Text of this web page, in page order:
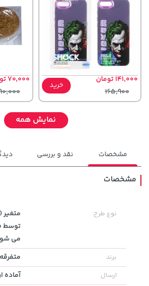
141,000 تومان
165,900
خرید
70,000 تومان
27,280,000 تومان 44,080,000
نمایش همه
مشخصات نقد و بررسی
مشخصات
نوع طرح
متغیر
توسط
می
برند متفرقه
ارسال آماده